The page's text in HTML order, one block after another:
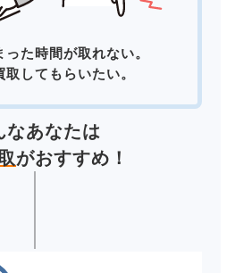
った時間が取れない。
してもらいたい。
なあなたは
がおすすめ！